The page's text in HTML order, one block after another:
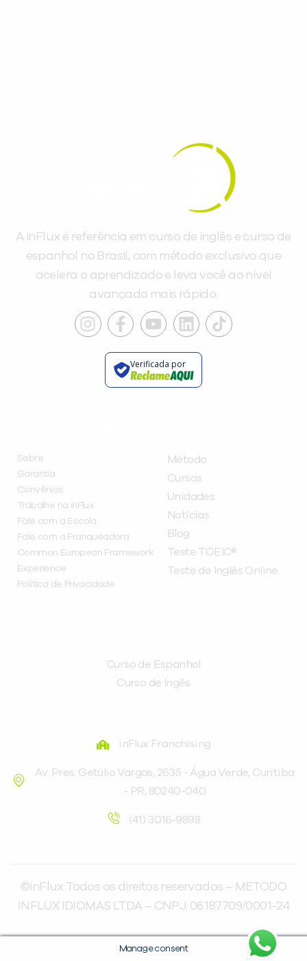
A inFlux é referência em curso de inglês e curso de
espanhol no Brasil, com método exclusivo que
acelera o aprendizado e leva você ao nível
avançado mais rápido.
Verificada por
Sobre
Garantia
Convênios
Trabalhe na inFlux
Fale com a Escola
Fale com a Franqueadora
Common European Framework
Experience
Política de Privacidade
Método
Cursos
Unidades
Notícias
Blog
Teste TOEIC®
Teste de Inglês Online
Curso de Espanhol
Curso de Ingês
inFlux Franchising
Av. Pres. Getúlio Vargas, 2635 - Água Verde, Curitiba
- PR, 80240-040
(41) 3016-9898
©inFlux Todos os direitos reservados – METODO
INFLUX IDIOMAS LTDA – CNPJ: 06.187.709/0001-24
Manage consent